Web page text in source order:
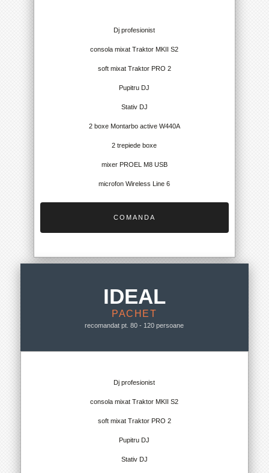
Dj profesionist
consola mixat Traktor MKII S2
soft mixat Traktor PRO 2
Pupitru DJ
Stativ DJ
2 boxe Montarbo active W440A
2 trepiede boxe
mixer PROEL M8 USB
microfon Wireless Line 6
COMANDA
IDEAL
PACHET
recomandat pt. 80 - 120 persoane
Dj profesionist
consola mixat Traktor MKII S2
soft mixat Traktor PRO 2
Pupitru DJ
Stativ DJ